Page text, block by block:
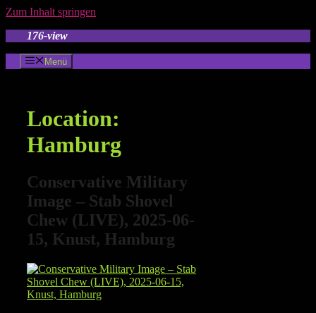
Zum Inhalt springen
176-view
Menü
Location:
Hamburg
Conservative Military
Image – Stab Shovel
Chew (LIVE), 2025-06-
15, Knust, Hamburg